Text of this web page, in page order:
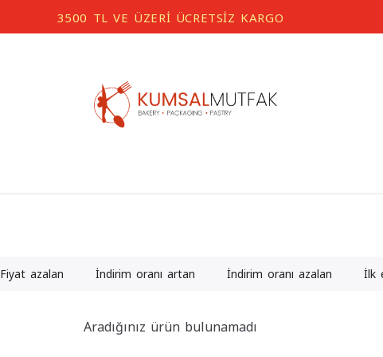
3500 TL VE ÜZERİ ÜCRETSİZ KARGO
Fiyat azalan İndirim oranı artan İndirim oranı azalan İlk
Aradığınız ürün bulunamadı